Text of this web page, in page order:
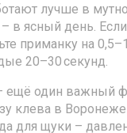
лучше в
в ясный день. Если
приманку на
20–30 секунд.
ещё один важный
клева в
для щуки –